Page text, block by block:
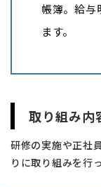
帳簿。給与
ます。
取り組み内
研修の実施や正社
りに取り組みを行